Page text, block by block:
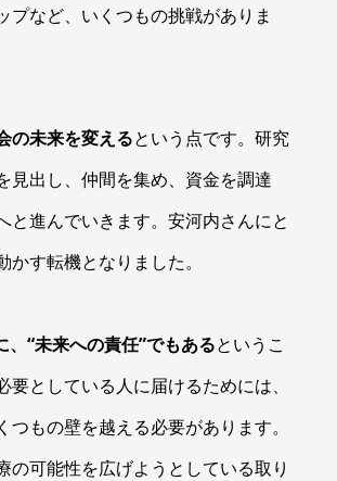
など、いくつもの挑戦がありま
の未来を変えるという点です。研究
見出し、仲間を集め、資金を調達
と進んでいきます。安河内さんにと
す転機となりました。
“未来への責任”でもあるというこ
としている人に届けるためには、
もの壁を越える必要があります。
可能性を広げようとしている取り